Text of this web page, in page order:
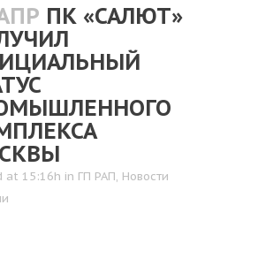
ПК «САЛЮТ»
at 15:16h in ГП РАП, Новости